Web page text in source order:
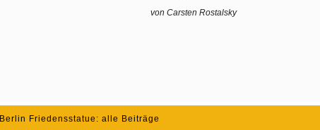
von Carsten Rostalsky
Berlin Friedensstatue: alle Beiträge